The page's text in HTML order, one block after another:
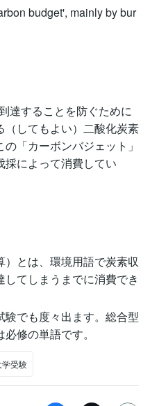
budget', mainly by bur
達することを防ぐために
（してもよい）二酸化炭素
「カーボンバジェット」
採によって消費してい
）とは、環境用語で炭素収
てしまうまでに消費でき
験でも度々出ます。総合型
修の単語です。
受験